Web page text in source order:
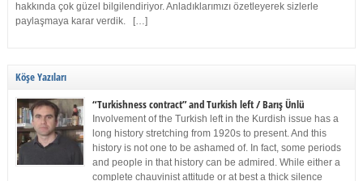
hakkında çok güzel bilgilendiriyor. Anladıklarımızı özetleyerek sizlerle
paylaşmaya karar verdik. […]
Köşe Yazıları
“Turkishness contract” and Turkish left / Barış Ünlü
Involvement of the Turkish left in the Kurdish issue has a
long history stretching from 1920s to present. And this
history is not one to be ashamed of. In fact, some periods
and people in that history can be admired. While either a
complete chauvinist attitude or at best a thick silence